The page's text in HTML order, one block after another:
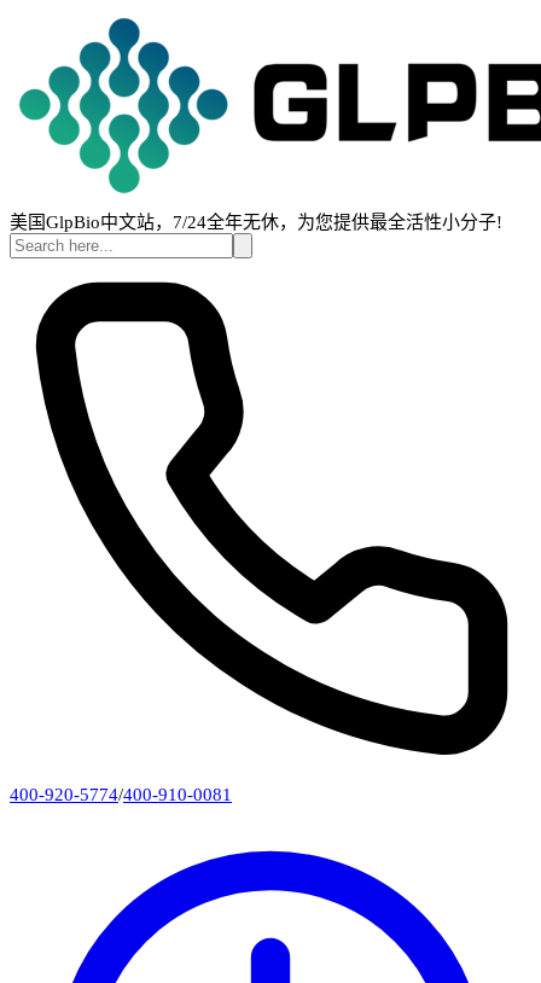
美国GlpBio中文站，7/24全年无休，为您提供最全活性小分子!
400-920-5774/400-910-0081